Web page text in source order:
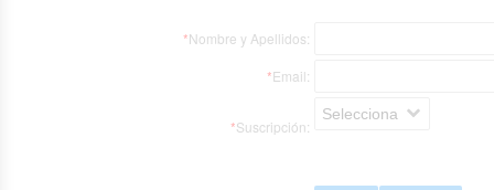
*Nombre y Apellidos:
*Email:
*Suscripción:
Selecciona